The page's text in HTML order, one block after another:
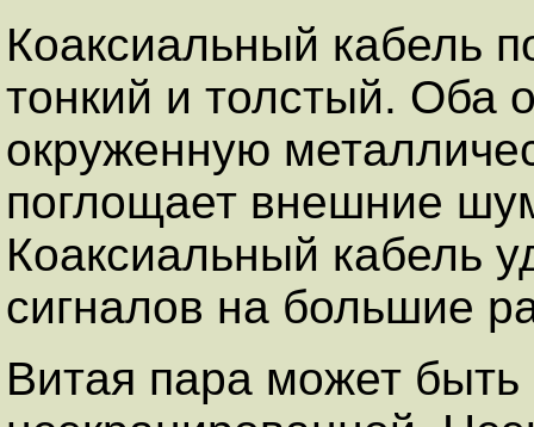
Коаксиальный кабель
тонкий и толстый. Оба
окруженную
поглощает внешние
Коаксиальный кабель
сигналов на большие
Витая пара может